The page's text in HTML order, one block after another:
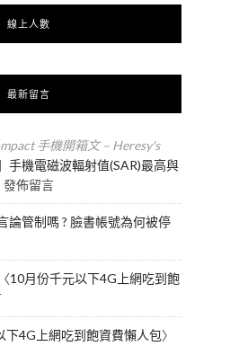
線上人數
最新留言
手機開箱文 – Heresy's
手機電磁波輻射值(SAR)最高與
發佈留言
論管制嗎 ? 臉書帳號為何被停
10月份千元以下4G上網吃到飽
下4G上網吃到飽資費懶人包〉